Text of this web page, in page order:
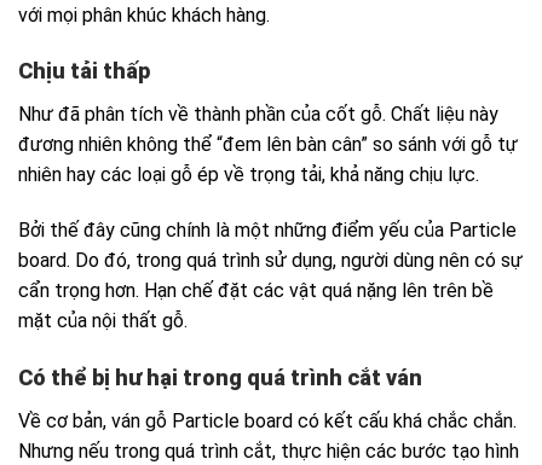
với mọi phân khúc khách hàng.
Chịu tải thấp
Như đã phân tích về thành phần của cốt gỗ. Chất liệu này
đương nhiên không thể “đem lên bàn cân” so sánh với gỗ tự
nhiên hay các loại gỗ ép về trọng tải, khả năng chịu lực.
Bởi thế đây cũng chính là một những điểm yếu của Particle
board. Do đó, trong quá trình sử dụng, người dùng nên có sự
cẩn trọng hơn. Hạn chế đặt các vật quá nặng lên trên bề
mặt của nội thất gỗ.
Có thể bị hư hại trong quá trình cắt ván
Về cơ bản, ván gỗ Particle board có kết cấu khá chắc chắn.
Nhưng nếu trong quá trình cắt, thực hiện các bước tạo hình